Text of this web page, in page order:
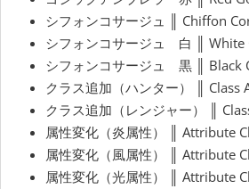
シフォンコサージュ ║ Chiffon
シフォンコサージュ 白 ║ White
シフォンコサージュ 黒 ║ Black
クラス追加（ハンター） ║ Class
クラス追加（レンジャー） ║
属性変化（炎属性） ║ Attribute
属性変化（風属性） ║ Attribute
属性変化（光属性） ║ Attribute